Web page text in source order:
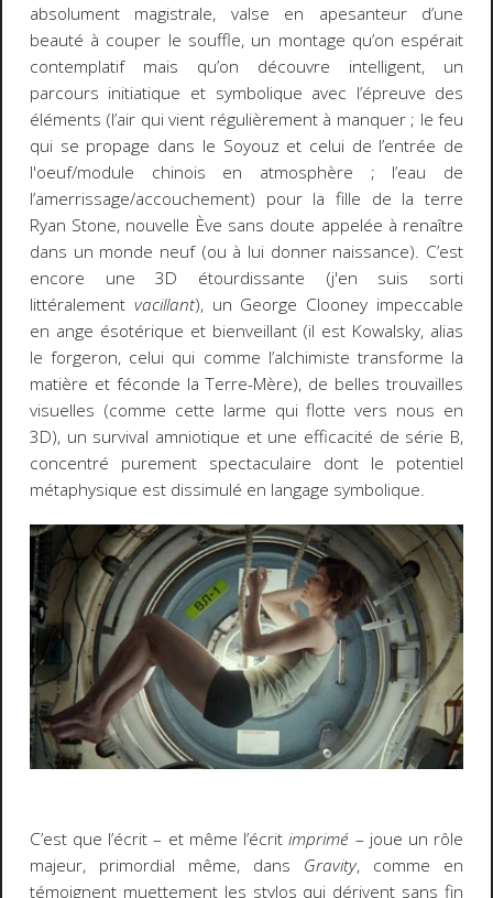
absolument magistrale, valse en apesanteur d’une
beauté à couper le souffle, un montage qu’on espérait
contemplatif mais qu’on découvre intelligent, un
parcours initiatique et symbolique avec l’épreuve des
éléments (l’air qui vient régulièrement à manquer ; le feu
qui se propage dans le Soyouz et celui de l’entrée de
l'oeuf/module chinois en atmosphère ; l’eau de
l’amerrissage/accouchement) pour la fille de la terre
Ryan Stone, nouvelle Ève sans doute appelée à renaître
dans un monde neuf (ou à lui donner naissance). C’est
encore une 3D étourdissante (j'en suis sorti
littéralement vacillant), un George Clooney impeccable
en ange ésotérique et bienveillant (il est Kowalsky, alias
le forgeron, celui qui comme l’alchimiste transforme la
matière et féconde la Terre-Mère), de belles trouvailles
visuelles (comme cette larme qui flotte vers nous en
3D), un survival amniotique et une efficacité de série B,
concentré purement spectaculaire dont le potentiel
métaphysique est dissimulé en langage symbolique.
C’est que l’écrit – et même l’écritimprimé – joue un rôle
majeur, primordial même, dans Gravity, comme en
témoignent muettement les stylos qui dérivent sans fin